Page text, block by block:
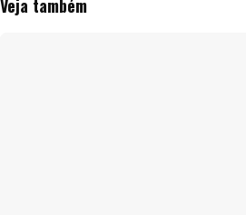
Veja também